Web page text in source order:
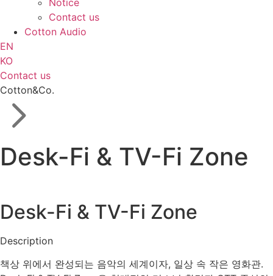
Notice
Contact us
Cotton Audio
EN
KO
Contact us
Cotton&Co.
Desk-Fi & TV-Fi Zone
Desk-Fi & TV-Fi Zone
Description
책상 위에서 완성되는 음악의 세계이자, 일상 속 작은 영화관.